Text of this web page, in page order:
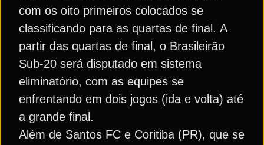
com os oito primeiros colocados se
classificando para as quartas de final. A
partir das quartas de final, o Brasileirão
Sub-20 será disputado em sistema
eliminatório, com as equipes se
enfrentando em dois jogos (ida e volta) até
a grande final.
Além de Santos FC e Coritiba (PR), que se